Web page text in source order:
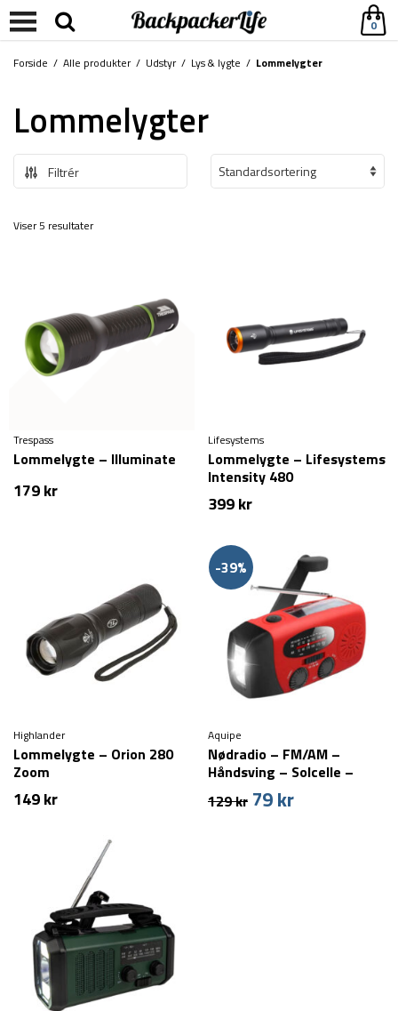
0
Forside / Alle produkter/ Udstyr/ Lys & lygte / Lommelygter
Lommelygter
Filtrér
Viser 5 resultater
Trespass
Lommelygte – Illuminate
179kr
Lifesystems
Lommelygte – Lifesystems
Intensity 480
399kr
Highlander
Lommelygte – Orion 280
Zoom
149kr
-39%
Aquipe
Nødradio – FM/AM –
Håndsving – Solcelle –
2000 mAh powerbank
129kr Den
79krDen